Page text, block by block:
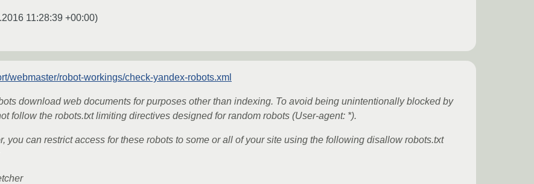
11:28:39 +00:00)
webmaster/robot-workings/check-yandex-robots.xml
download web documents for purposes other than indexing. To avoid being unintentionally blocked by
follow the robots.txt limiting directives designed for random robots (User-agent: *).
you can restrict access for these robots to some or all of your site using the following disallow robots.txt